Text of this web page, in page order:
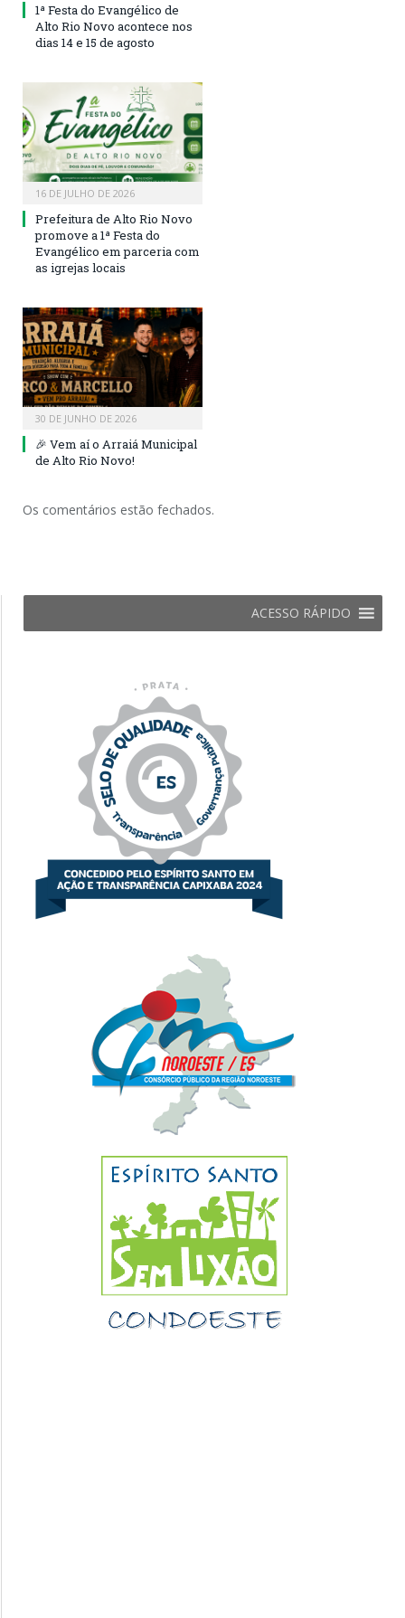
1ª Festa do Evangélico de
Alto Rio Novo acontece nos
dias 14 e 15 de agosto
16 DE JULHO DE 2026
Prefeitura de Alto Rio Novo
promove a 1ª Festa do
Evangélico em parceria com
as igrejas locais
30 DE JUNHO DE 2026
🎉 Vem aí o Arraiá Municipal
de Alto Rio Novo!
Os comentários estão fechados.
ACESSO RÁPIDO